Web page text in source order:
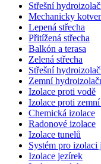
Střešní
Mechanicky
Lepená střecha
Přitížená střecha
Balkón a terasa
Zelená střecha
Střešní
Zemní
Izolace proti vodě
Izolace proti
Chemická izolace
Radonové izolace
Izolace tunelů
Systém pro
Izolace jezírek